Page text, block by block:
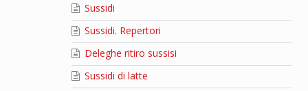
Sussidi
Sussidi. Repertori
Deleghe ritiro sussisi
Sussidi di latte